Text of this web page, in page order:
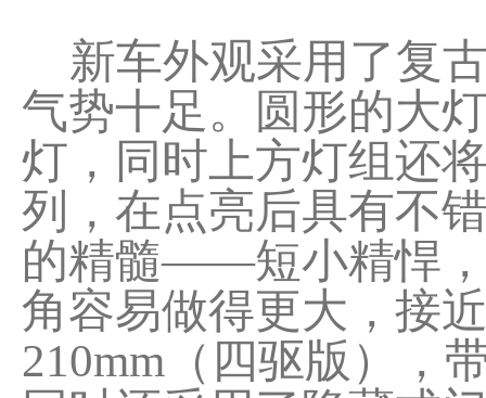
新车外观采用了复
气势十足。圆形的大
灯，同时上方灯组还
列，在点亮后具有不
的精髓——短小精悍，
角容易做得更大，接
210mm（四驱版），